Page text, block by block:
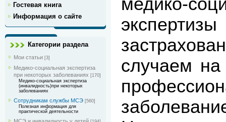
Гостевая книга
Информация о сайте
Категории раздела
Мои статьи [3]
Медико-социальная экспертиза
при некоторых заболеваниях [170]
Медико-социальная экспертиза
(инвалидность)при некоторых
заболеваниях
Сотрудникам службы МСЭ [560]
Полезная информация для
практической деятельности
случаем на